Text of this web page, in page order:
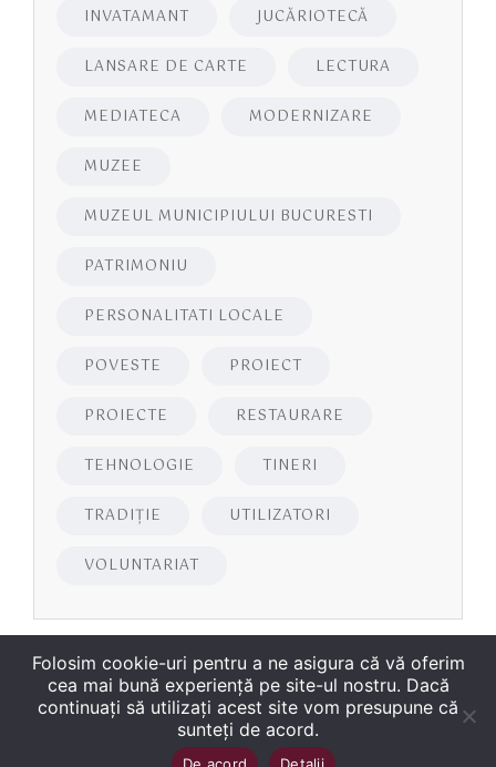
INVATAMANT JUCĂRIOTECĂ
LANSARE DE CARTE LECTURA
MEDIATECA MODERNIZARE
MUZEE
MUZEUL MUNICIPIULUI BUCURESTI
PATRIMONIU
PERSONALITATI LOCALE
POVESTE PROIECT
PROIECTE RESTAURARE
TEHNOLOGIE TINERI
TRADIȚIE UTILIZATORI
VOLUNTARIAT
Folosim cookie-uri pentru a ne asigura că vă oferim
cea mai bună experiență pe site-ul nostru. Dacă
continuați să utilizați acest site vom presupune că
sunteți de acord.
De acord Detalii